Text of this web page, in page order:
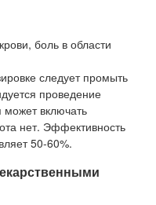
боль в области
следует промыть
проведение
может включать
нет. Эффективность
50-60%.